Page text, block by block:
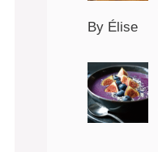
By Élise